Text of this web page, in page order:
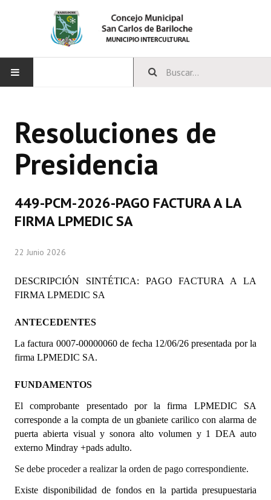
CONCEJO
Bloques Políticos
Comisiones Permanentes
Programas
Constitución Nacional
Constitución Provincial
Carta Orgánica 2007
Reglamento Interno
Digesto
Organigrama
DOCUMENTOS
Resoluciones de
Presidencia
449-PCM-2026-PAGO FACTURA A LA
FIRMA LPMEDIC SA
22 Junio 2026
DESCRIPCIÓN SINTÉTICA: PAGO FACTURA A LA
FIRMA LPMEDIC SA
ANTECEDENTES
La factura 0007-00000060 de fecha 12/06/26 presentada por la
firma LPMEDIC SA.
FUNDAMENTOS
El comprobante presentado por la firma LPMEDIC SA
corresponde a la compta de un gbaniete carilico con alarma de
puerta abierta visual y sonora alto volumen y 1 DEA auto
externo Mindray +pads adulto.
Se debe proceder a realizar la orden de pago correspondiente.
Existe disponibilidad de fondos en la partida presupuestaria